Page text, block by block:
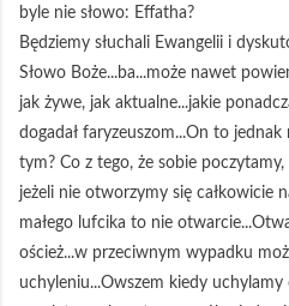
byle nie słowo: Effatha?
Będziemy słuchali Ewangelii i
Słowo Boże...ba...może nawet
jak żywe, jak aktualne...jakie
dogadał faryzeuszom...On to
tym? Co z tego, że sobie
jeżeli nie otworzymy się całkowicie
małego lufcika to nie
oścież...w przeciwnym wypadku
uchyleniu...Owszem kiedy